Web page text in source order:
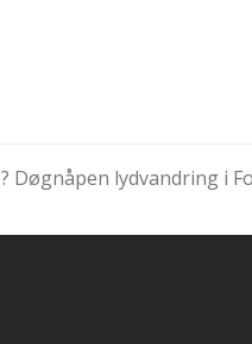
? Døgnåpen lydvandring i